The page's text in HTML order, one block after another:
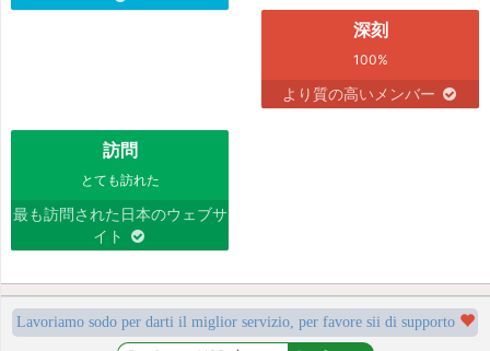
深刻
100%
より質の高いメンバー
訪問
とても訪れた
最も訪問された日本のウェブサ
イト
Lavoriamo sodo per darti il miglior servizio, per favore sii di supporto